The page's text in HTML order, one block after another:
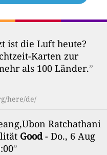
ist die Luft heute?
Karten zur
als 100 Länder.”
here/de/
Ratchathani
Good- Do., 6 Aug
”